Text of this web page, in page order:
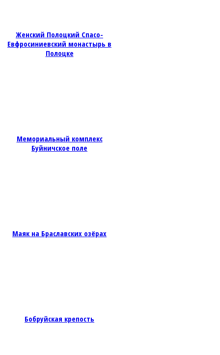
Женский Полоцкий Спасо-
Евфросиниевский монастырь в
Полоцке
Мемориальный комплекс
Буйничское поле
Маяк на Браславских озёрах
Бобруйская крепость